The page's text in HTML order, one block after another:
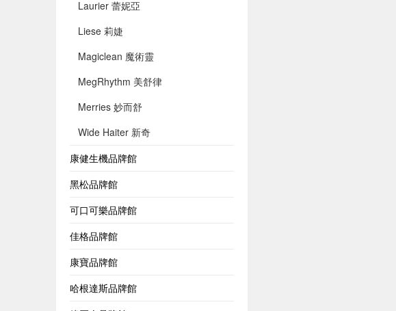
Laurier 蕾妮亞
Liese 莉婕
Magiclean 魔術靈
MegRhythm 美舒律
Merries 妙而舒
Wide Haiter 新奇
康健生機品牌館
黑松品牌館
可口可樂品牌館
佳格品牌館
康寶品牌館
哈根達斯品牌館